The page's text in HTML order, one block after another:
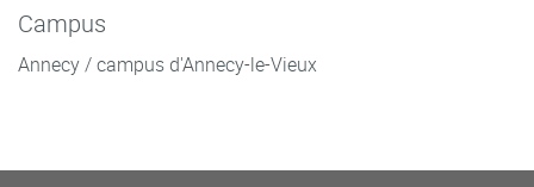
Campus
Annecy / campus d'Annecy-le-Vieux